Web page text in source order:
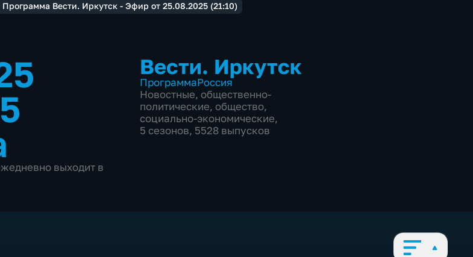
Программа Вести. Иркутск - Эфир от 25.08.2025 (21:10)
выходит в
Вести. Иркутск
ПрограммаРоссия
Новостные, общественно-
политические, общество,
социально-экономические,
5 сезонов, 5528 выпусков